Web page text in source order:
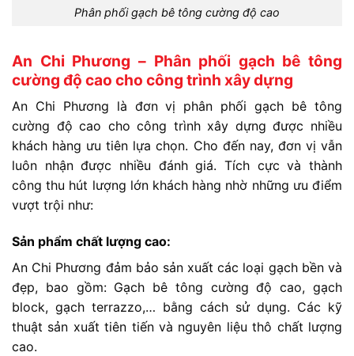
Phân phối gạch bê tông cường độ cao
An Chi Phương – Phân phối gạch bê tông
cường độ cao cho công trình xây dựng
An Chi Phương là đơn vị phân phối gạch bê tông
cường độ cao cho công trình xây dựng được nhiều
khách hàng ưu tiên lựa chọn. Cho đến nay, đơn vị vẫn
luôn nhận được nhiều đánh giá. Tích cực và thành
công thu hút lượng lớn khách hàng nhờ những ưu điểm
vượt trội như:
Sản phẩm chất lượng cao:
An Chi Phương đảm bảo sản xuất các loại gạch bền và
đẹp, bao gồm: Gạch bê tông cường độ cao, gạch
block, gạch terrazzo,… bằng cách sử dụng. Các kỹ
thuật sản xuất tiên tiến và nguyên liệu thô chất lượng
cao.